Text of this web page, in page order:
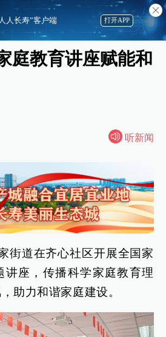
庭教育讲座赋能和
听新闻
街道在齐心社区开展全国家
讲座，传播科学家庭教育理
助力和谐家庭建设。
人长寿”客户端 打开APP